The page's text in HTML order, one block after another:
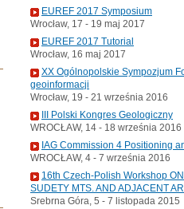
EUREF 2017 Symposium
Wrocław, 17 - 19 maj 2017
EUREF 2017 Tutorial
Wrocław, 16 maj 2017
XX Ogólnopolskie Sympozjum
geoinformacji
Wrocław, 19 - 21 września 2016
III Polski Kongres Geologiczny
WROCŁAW, 14 - 18 września 2016
IAG Commission 4 Positioning
WROCŁAW, 4 - 7 września 2016
16th Czech-Polish Workshop
SUDETY MTS. AND ADJACENT
Srebrna Góra, 5 - 7 listopada 2015